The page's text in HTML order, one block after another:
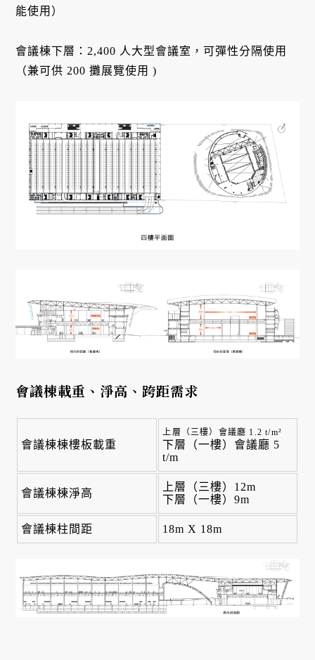
能使用）
會議棟下層：2,400 人大型會議室，可彈性分隔使用
（兼可供 200 攤展覽使用 )
會議棟載重、淨高、跨距需求
會議棟棟樓板載重
上層（三樓）會議廳 1.2 t/m²
下層（一樓）會議廳 5
t/m
會議棟棟淨高
上層（三樓）12m
下層（一樓）9m
會議棟柱間距 18m X 18m